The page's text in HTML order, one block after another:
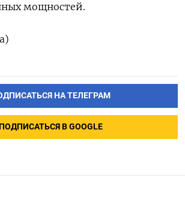
мощностей.
НА ТЕЛЕГРАМ
В GOOGLE